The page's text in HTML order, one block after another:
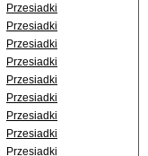
Przesiadki
Przesiadki
Przesiadki
Przesiadki
Przesiadki
Przesiadki
Przesiadki
Przesiadki
Przesiadki